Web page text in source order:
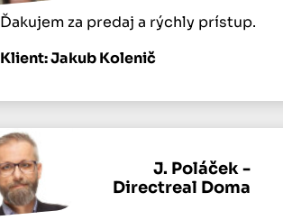
Ďakujem za predaj a rýchly prístup.
Klient: Jakub Kolenič
J. Poláček -
Directreal Doma